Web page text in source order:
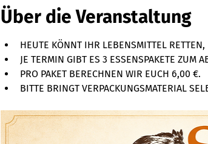
Über die Veranstaltung
HEUTE KÖNNT IHR LEBENSMITTEL
JE TERMIN GIBT ES 3 ESSENSPAKETE ZUM
PRO PAKET BERECHNEN WIR EUCH 6,00 €.
BITTE BRINGT VERPACKUNGSMATERIAL